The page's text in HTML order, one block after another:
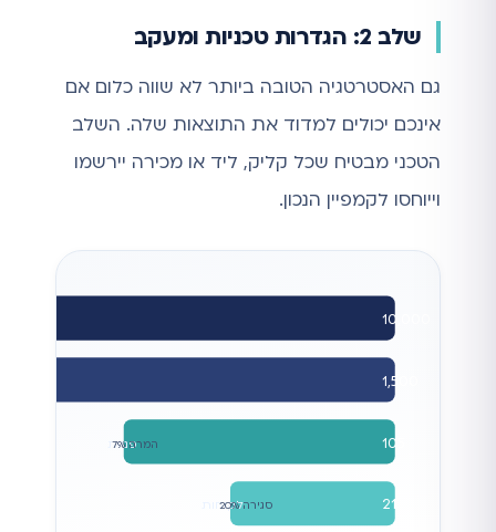
שלב 2: הגדרות טכניות ומעקב
גם האסטרטגיה הטובה ביותר לא שווה כלום אם
אינכם יכולים למדוד את התוצאות שלה. השלב
הטכני מבטיח שכל קליק, ליד או מכירה יירשמו
וייוחסו לקמפיין הנכון.
10,000
1,500
105 פניותהמרה 7%
21 לקוחותסגירה 20%